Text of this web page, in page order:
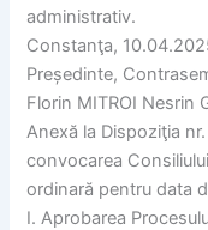
administrativ.
Constanţa,
Președinte,
Florin MITROI Nesrin
Anexă la Dispoziţia
convocarea
ordinară pentru data
I. Aprobarea